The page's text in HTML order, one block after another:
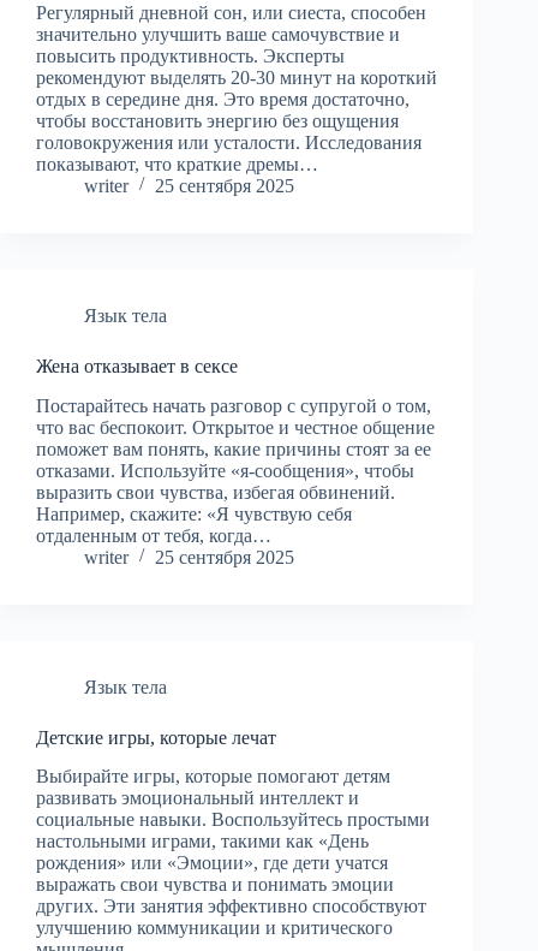
Регулярный дневной сон, или сиеста, способен
значительно улучшить ваше самочувствие и
повысить продуктивность. Эксперты
рекомендуют выделять 20-30 минут на короткий
отдых в середине дня. Это время достаточно,
чтобы восстановить энергию без ощущения
головокружения или усталости. Исследования
показывают, что краткие дремы…
writer
25 сентября 2025
Язык тела
Жена отказывает в сексе
Постарайтесь начать разговор с супругой о том,
что вас беспокоит. Открытое и честное общение
поможет вам понять, какие причины стоят за ее
отказами. Используйте «я-сообщения», чтобы
выразить свои чувства, избегая обвинений.
Например, скажите: «Я чувствую себя
отдаленным от тебя, когда…
writer
25 сентября 2025
Язык тела
Детские игры, которые лечат
Выбирайте игры, которые помогают детям
развивать эмоциональный интеллект и
социальные навыки. Воспользуйтесь простыми
настольными играми, такими как «День
рождения» или «Эмоции», где дети учатся
выражать свои чувства и понимать эмоции
других. Эти занятия эффективно способствуют
улучшению коммуникации и критического